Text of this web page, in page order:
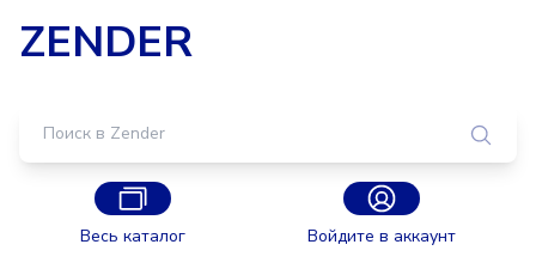
ZENDER
Весь каталог Войдите в аккаунт